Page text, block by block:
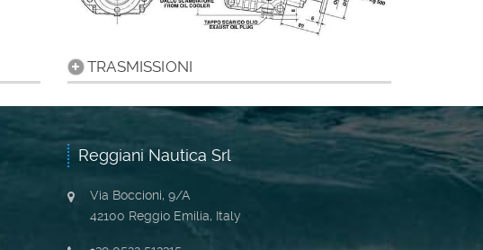
TRASMISSIONI
Reggiani Nautica Srl
Via Boccioni, 9/A
42100 Reggio Emilia, Italy